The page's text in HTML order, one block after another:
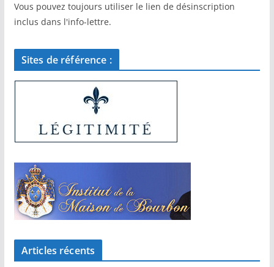
Vous pouvez toujours utiliser le lien de désinscription
inclus dans l'info-lettre.
Sites de référence :
Articles récents